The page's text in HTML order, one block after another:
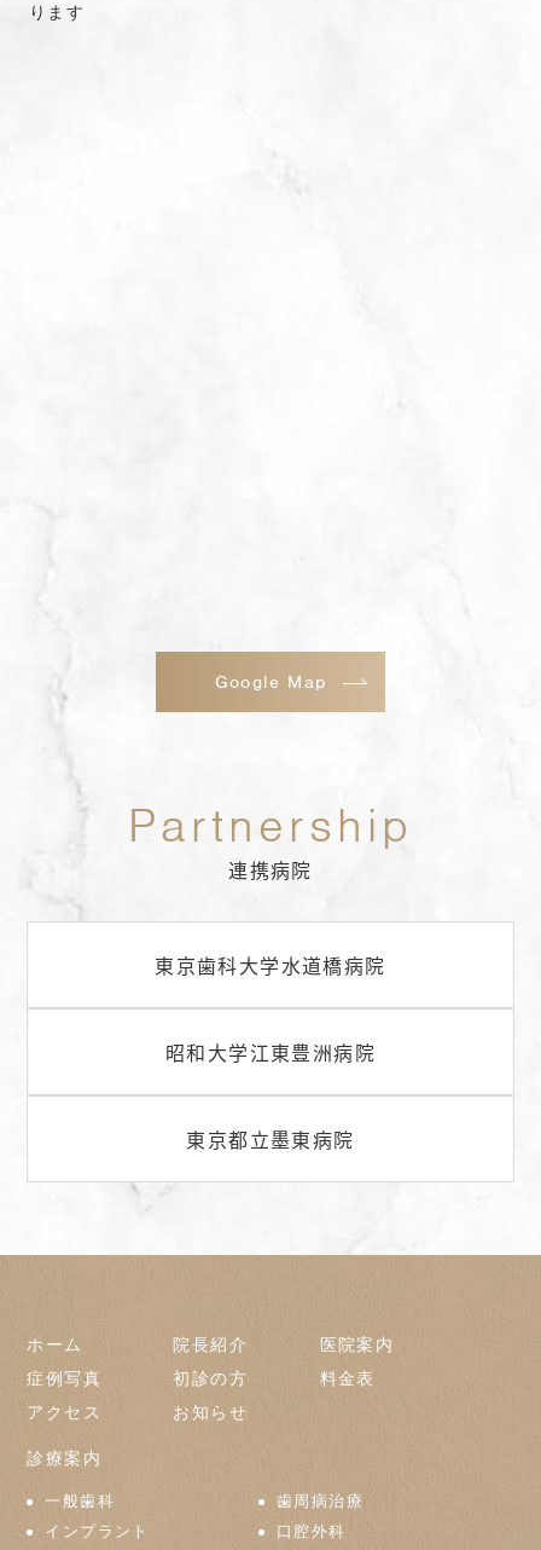
ります
Google Map
連携病院
東京歯科大学水道橋病院
昭和大学江東豊洲病院
東京都立墨東病院
ホーム 院長紹介
医院案内
症例写真
初診の方
料金表
アクセス
お知らせ
診療案内
一般歯科
歯周病治療
インプラント
口腔外科